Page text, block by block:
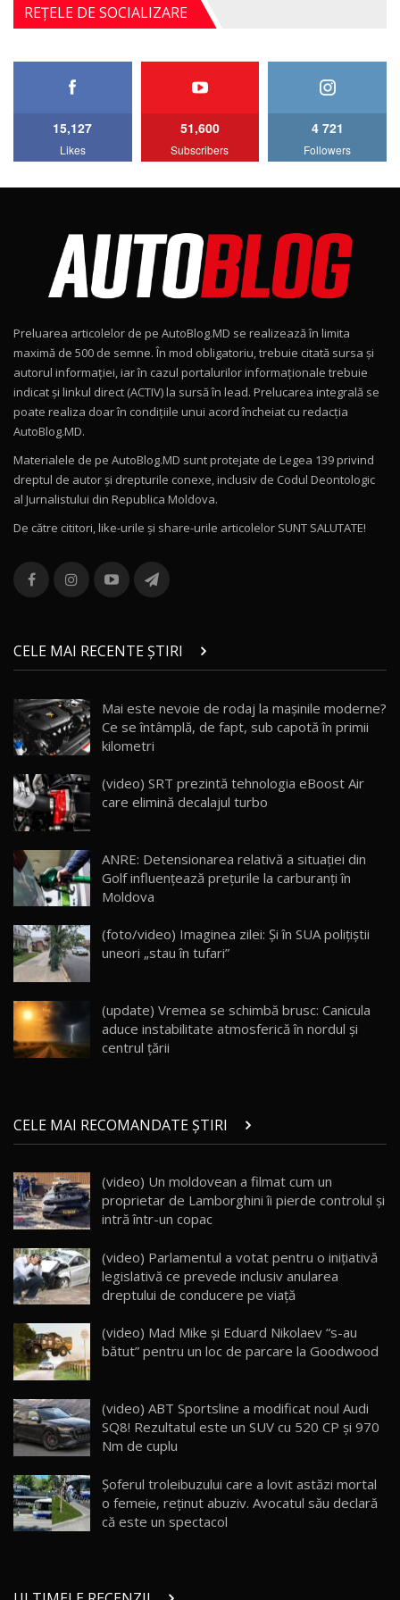
5
4MATIC V223) / Test Drive AutoBlog.MD
27:33
AutoBlog.MD
15:08
Noul Geely EX2 / Test Drive AutoBlog.MD
15:22
Mercedes-AMG E 53 HYBRID 4MATIC+ / Test
Drive AutoBlog.MD
16:27
11
Noul Volvo ES90 / Test Drive AutoBlog.MD
12
Noul MG HS / Test Drive AutoBlog.MD
16:48
13
combină aventura cu luxul / AutoBlog.MD
36:08
chinez care face lumea să se întoarcă după el
/ AutoBlog.MD
17:27
15 14:37
16
AutoBlogMD
13:10
17 20:06
Va fi modelul nr.1 BYD în Moldova? BYD Seal U
30:08
AutoBlog.MD
23:36
20
Noul ZEEKR 7X / Test Drive AutoBlog.MD
29:08
21
AutoBlog.MD
16:59
22
Noua Mazda 6e / Test Drive AutoBlog.MD
26:59
23
Lynk & Co 01 / Test Drive AutoBlog.MD
25:19
24
ZEEKR 009: Cel mai Performant și Confortabil
Van Electric Testat în Moldova / AutoBlog.MD
26:38
25
mai Exclusiv și Puternic Defender Testat în
Moldova
32:21
26
AutoBlog.MD
10:57
Test Drive: Noile modele FENDT! Cum e să
REȚELE DE SOCIALIZARE
15,127
Likes
51,600
Subscribers
4 721
Followers
Preluarea articolelor de pe AutoBlog.MD se realizează în limita
maximă de 500 de semne. În mod obligatoriu, trebuie citată sursa și
autorul informației, iar în cazul portalurilor informaționale trebuie
indicat și linkul direct (ACTIV) la sursă în lead. Prelucarea integrală se
poate realiza doar în condițiile unui acord încheiat cu redacţia
AutoBlog.MD.
Materialele de pe AutoBlog.MD sunt protejate de Legea 139 privind
dreptul de autor și drepturile conexe, inclusiv de Codul Deontologic
al Jurnalistului din Republica Moldova.
De către cititori, like-urile şi share-urile articolelor SUNT SALUTATE!
CELE MAI RECENTE ȘTIRI
Mai este nevoie de rodaj la mașinile moderne?
Ce se întâmplă, de fapt, sub capotă în primii
kilometri
(video) SRT prezintă tehnologia eBoost Air
care elimină decalajul turbo
ANRE: Detensionarea relativă a situației din
Golf influențează prețurile la carburanți în
Moldova
(foto/video) Imaginea zilei: Și în SUA polițiștii
uneori „stau în tufari”
(update) Vremea se schimbă brusc: Canicula
aduce instabilitate atmosferică în nordul și
centrul țării
CELE MAI RECOMANDATE ȘTIRI
(video) Un moldovean a filmat cum un
proprietar de Lamborghini îi pierde controlul şi
intră într-un copac
(video) Parlamentul a votat pentru o iniţiativă
legislativă ce prevede inclusiv anularea
dreptului de conducere pe viaţă
(video) Mad Mike şi Eduard Nikolaev “s-au
bătut” pentru un loc de parcare la Goodwood
(video) ABT Sportsline a modificat noul Audi
SQ8! Rezultatul este un SUV cu 520 CP şi 970
Nm de cuplu
Șoferul troleibuzului care a lovit astăzi mortal
o femeie, reținut abuziv. Avocatul său declară
că este un spectacol